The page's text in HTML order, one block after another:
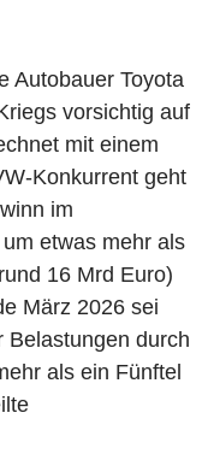
Autobauer Toyota
vorsichtig auf
mit einem
Konkurrent geht
im
etwas mehr als
16 Mrd Euro)
März 2026 sei
Belastungen durch
als ein Fünftel